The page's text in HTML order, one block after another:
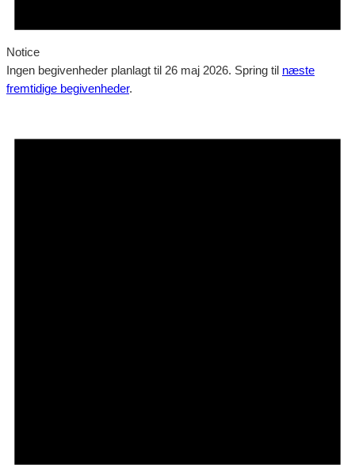
Notice
Ingen begivenheder planlagt til 26 maj 2026. Spring til næste
fremtidige begivenheder.